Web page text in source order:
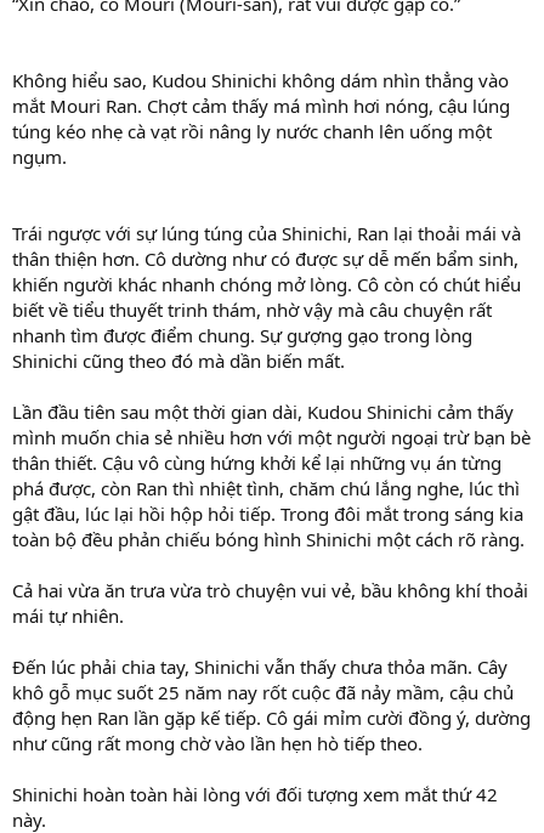
Không hiểu sao, Kudou Shinichi không dám nhìn thẳng vào
mắt Mouri Ran. Chợt cảm thấy má mình hơi nóng, cậu lúng
túng kéo nhẹ cà vạt rồi nâng ly nước chanh lên uống một
ngụm.
Trái ngược với sự lúng túng của Shinichi, Ran lại thoải mái và
thân thiện hơn. Cô dường như có được sự dễ mến bẩm sinh,
khiến người khác nhanh chóng mở lòng. Cô còn có chút hiểu
biết về tiểu thuyết trinh thám, nhờ vậy mà câu chuyện rất
nhanh tìm được điểm chung. Sự gượng gạo trong lòng
Shinichi cũng theo đó mà dần biến mất.
Lần đầu tiên sau một thời gian dài, Kudou Shinichi cảm thấy
mình muốn chia sẻ nhiều hơn với một người ngoại trừ bạn bè
thân thiết. Cậu vô cùng hứng khởi kể lại những vụ án từng
phá được, còn Ran thì nhiệt tình, chăm chú lắng nghe, lúc thì
gật đầu, lúc lại hồi hộp hỏi tiếp. Trong đôi mắt trong sáng kia
toàn bộ đều phản chiếu bóng hình Shinichi một cách rõ ràng.
Cả hai vừa ăn trưa vừa trò chuyện vui vẻ, bầu không khí thoải
mái tự nhiên.
Đến lúc phải chia tay, Shinichi vẫn thấy chưa thỏa mãn. Cây
khô gỗ mục suốt 25 năm nay rốt cuộc đã nảy mầm, cậu chủ
động hẹn Ran lần gặp kế tiếp. Cô gái mỉm cười đồng ý, dường
như cũng rất mong chờ vào lần hẹn hò tiếp theo.
Shinichi hoàn toàn hài lòng với đối tượng xem mắt thứ 42
này.